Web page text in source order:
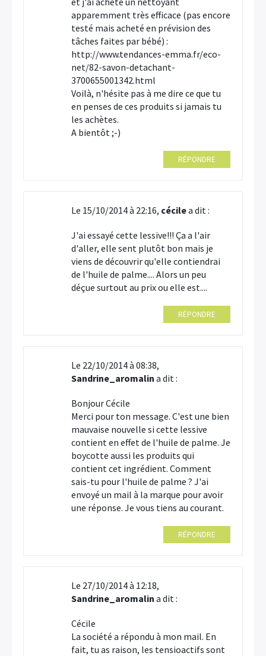
apparemment très efficace (pas encore
testé mais acheté en prévision des
tâches faites par bébé) :
http://www.tendances-emma.fr/eco-
net/82-savon-detachant-
3700655001342.html
Voilà, n'hésite pas à me dire ce que tu
en penses de ces produits si jamais tu
les achètes.
A bientôt ;-)
RÉPONDRE
Le 15/10/2014 à 22:16, cécilea dit :
J'ai essayé cette lessive!!! Ça a l'air
d'aller, elle sent plutôt bon mais je
viens de découvrir qu'elle contiendrai
de l'huile de palme.... Alors un peu
déçue surtout au prix ou elle est....
RÉPONDRE
Le 22/10/2014 à 08:38,
Sandrine_aromalin a dit :
Bonjour Cécile
Merci pour ton message. C'est une bien
mauvaise nouvelle si cette lessive
contient en effet de l'huile de palme. Je
boycotte aussi les produits qui
contient cet ingrédient. Comment
sais-tu pour l'huile de palme ? J'ai
envoyé un mail à la marque pour avoir
une réponse. Je vous tiens au courant.
RÉPONDRE
Le 27/10/2014 à 12:18,
Sandrine_aromalin a dit :
Cécile
La société a répondu à mon mail. En
fait, tu as raison, les tensioactifs sont